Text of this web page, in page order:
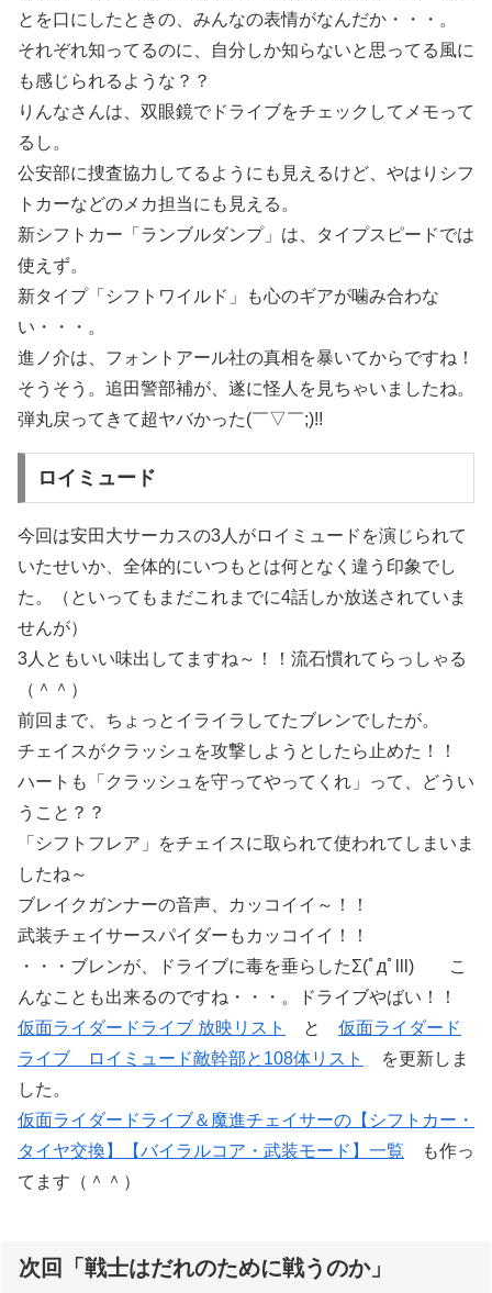
とを口にしたときの、みんなの表情がなんだか・・・。
それぞれ知ってるのに、自分しか知らないと思ってる風に
も感じられるような？？
りんなさんは、双眼鏡でドライブをチェックしてメモって
るし。
公安部に捜査協力してるようにも見えるけど、やはりシフ
トカーなどのメカ担当にも見える。
新シフトカー「ランブルダンプ」は、タイプスピードでは
使えず。
新タイプ「シフトワイルド」も心のギアが噛み合わな
い・・・。
進ノ介は、フォントアール社の真相を暴いてからですね！
そうそう。追田警部補が、遂に怪人を見ちゃいましたね。
弾丸戻ってきて超ヤバかった(￣▽￣;)!!
ロイミュード
今回は安田大サーカスの3人がロイミュードを演じられて
いたせいか、全体的にいつもとは何となく違う印象でし
た。（といってもまだこれまでに4話しか放送されていま
せんが）
3人ともいい味出してますね～！！流石慣れてらっしゃる
（＾＾）
前回まで、ちょっとイライラしてたブレンでしたが。
チェイスがクラッシュを攻撃しようとしたら止めた！！
ハートも「クラッシュを守ってやってくれ」って、どうい
うこと？？
「シフトフレア」をチェイスに取られて使われてしまいま
したね～
ブレイクガンナーの音声、カッコイイ～！！
武装チェイサースパイダーもカッコイイ！！
・・・ブレンが、ドライブに毒を垂らしたΣ(ﾟдﾟlll) こ
んなことも出来るのですね・・・。ドライブやばい！！
仮面ライダードライブ 放映リスト
と 仮面ライダード
ライブ ロイミュード敵幹部と108体リスト
を更新しま
した。
仮面ライダードライブ＆魔進チェイサーの【シフトカー・
タイヤ交換】【バイラルコア・武装モード】一覧 も作っ
てます（＾＾）
次回「戦士はだれのために戦うのか」